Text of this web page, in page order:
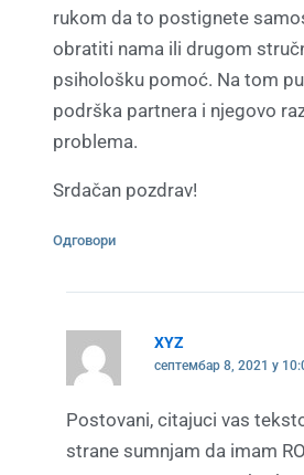
rukom da to postignete
obratiti nama ili drugom
psihološku pomoć. Na tom
podrška partnera i njegovo
problema.
Srdačan pozdrav!
Одговори
XYZ
септембар 8, 2021 у
Postovani, citajuci vas
strane sumnjam da imam